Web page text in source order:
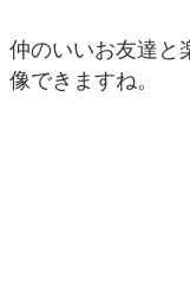
仲のいいお友達と
像できますね。